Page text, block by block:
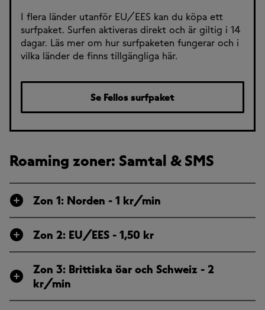
I flera länder utanför EU/EES kan du köpa ett
surfpaket. Surfen aktiveras direkt och är giltig i 14
dagar. Läs mer om hur surfpaketen fungerar och i
vilka länder de finns tillgängliga här.
Se Fellos surfpaket
Roaming zoner: Samtal & SMS
Zon 1: Norden - 1 kr/min
Zon 2: EU/EES - 1,50 kr
Zon 3: Brittiska öar och Schweiz - 2
kr/min